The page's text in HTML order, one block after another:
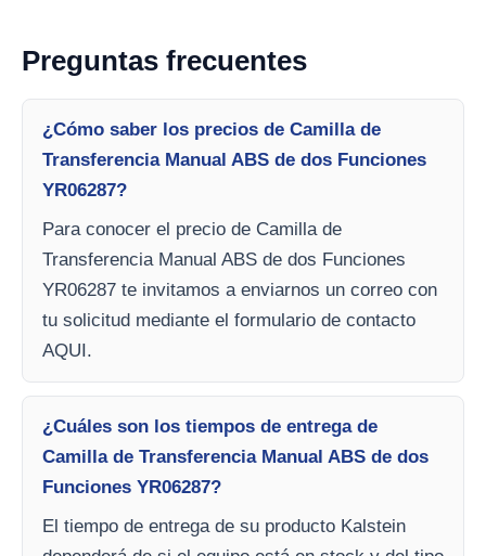
Preguntas frecuentes
¿Cómo saber los precios de Camilla de
Transferencia Manual ABS de dos Funciones
YR06287?
Para conocer el precio de Camilla de
Transferencia Manual ABS de dos Funciones
YR06287 te invitamos a enviarnos un correo con
tu solicitud mediante el formulario de contacto
AQUI.
¿Cuáles son los tiempos de entrega de
Camilla de Transferencia Manual ABS de dos
Funciones YR06287?
El tiempo de entrega de su producto Kalstein